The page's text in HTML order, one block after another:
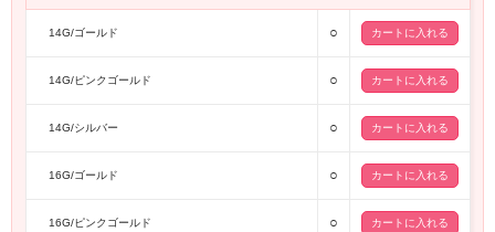
14G/ゴールド ○
14G/ピンクゴールド ○
14G/シルバー ○
16G/ゴールド ○
16G/ピンクゴールド ○